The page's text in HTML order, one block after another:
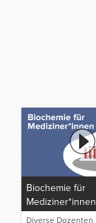
Biochemie für
Mediziner*innen
Diverse Dozenten